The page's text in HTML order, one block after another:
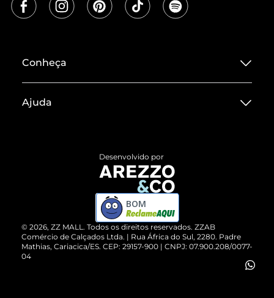
Conheça
Termos de Uso
ZZ MALL é confiável
Cartão Presente
Vendas Corporativas
Ajuda
Devolução do Produto
Compre pelo WhatsApp
© 2026, ZZ MALL. Todos os direitos reservados. ZZAB
Comércio de Calçados Ltda. | Rua África do Sul, 2280. Padre
Mathias, Cariacica/ES. CEP: 29157-900 | CNPJ: 07.900.208/0077-
04
Desenvolvido por
BOM